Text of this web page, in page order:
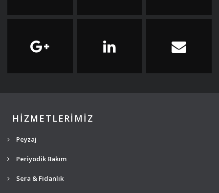
HİZMETLERİMİZ
Peyzaj
Periyodik Bakım
Sera & Fidanlık